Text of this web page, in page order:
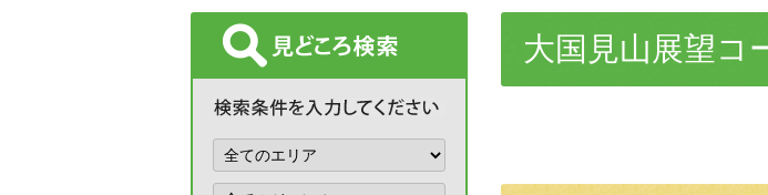
大国見山展望コ